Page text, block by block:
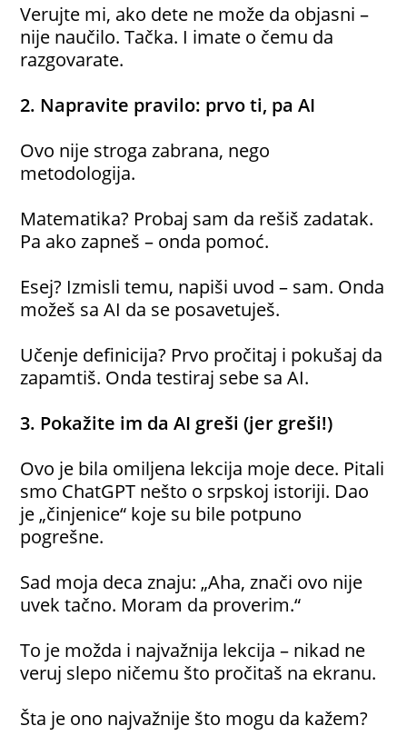
Verujte mi, ako dete ne može da objasni –
nije naučilo. Tačka. I imate o čemu da
razgovarate.
2. Napravite pravilo: prvo ti, pa AI
Ovo nije stroga zabrana, nego
metodologija.
Matematika? Probaj sam da rešiš zadatak.
Pa ako zapneš – onda pomoć.
Esej? Izmisli temu, napiši uvod – sam. Onda
možeš sa AI da se posavetuješ.
Učenje definicija? Prvo pročitaj i pokušaj da
zapamtiš. Onda testiraj sebe sa AI.
3. Pokažite im da AI greši (jer greši!)
Ovo je bila omiljena lekcija moje dece. Pitali
smo ChatGPT nešto o srpskoj istoriji. Dao
je „činjenice“ koje su bile potpuno
pogrešne.
Sad moja deca znaju: „Aha, znači ovo nije
uvek tačno. Moram da proverim.“
To je možda i najvažnija lekcija – nikad ne
veruj slepo ničemu što pročitaš na ekranu.
Šta je ono najvažnije što mogu da kažem?